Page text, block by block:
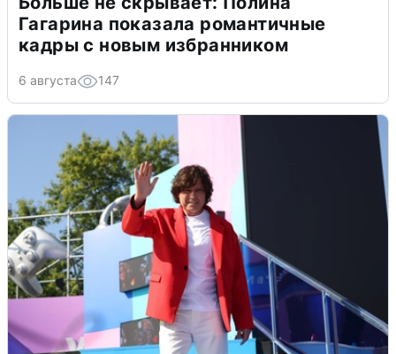
Гагарина показала романтичные
кадры с новым избранником
6 августа 147